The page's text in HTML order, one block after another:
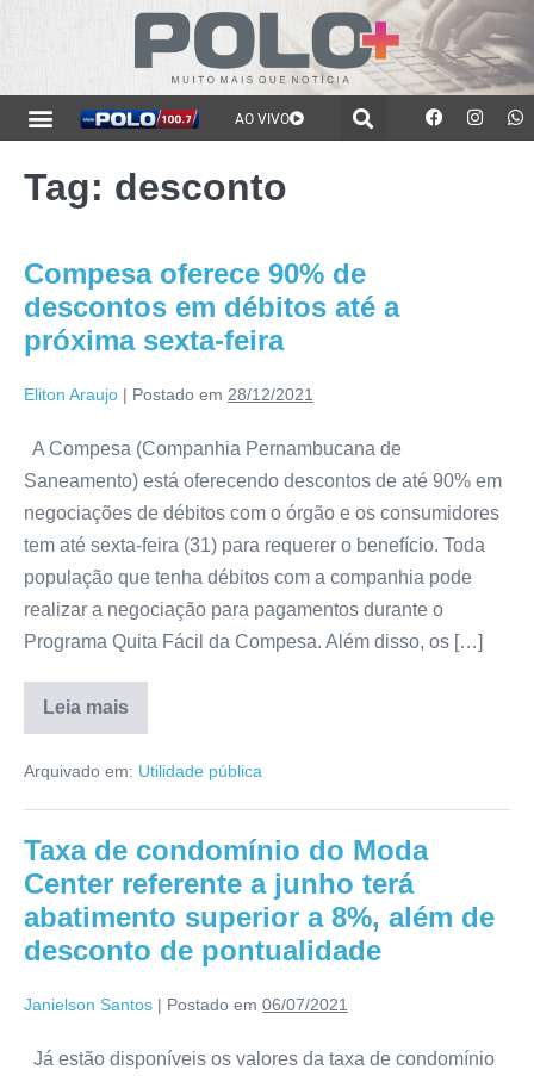
AO VIVO
Tag: desconto
Compesa oferece 90% de
descontos em débitos até a
próxima sexta-feira
Eliton Araujo | Postado em 28/12/2021
A Compesa (Companhia Pernambucana de
Saneamento) está oferecendo descontos de até 90% em
negociações de débitos com o órgão e os consumidores
tem até sexta-feira (31) para requerer o benefício. Toda
população que tenha débitos com a companhia pode
realizar a negociação para pagamentos durante o
Programa Quita Fácil da Compesa. Além disso, os […]
Leia mais
Arquivado em: Utilidade pública
Taxa de condomínio do Moda
Center referente a junho terá
abatimento superior a 8%, além de
desconto de pontualidade
Janielson Santos | Postado em 06/07/2021
Já estão disponíveis os valores da taxa de condomínio